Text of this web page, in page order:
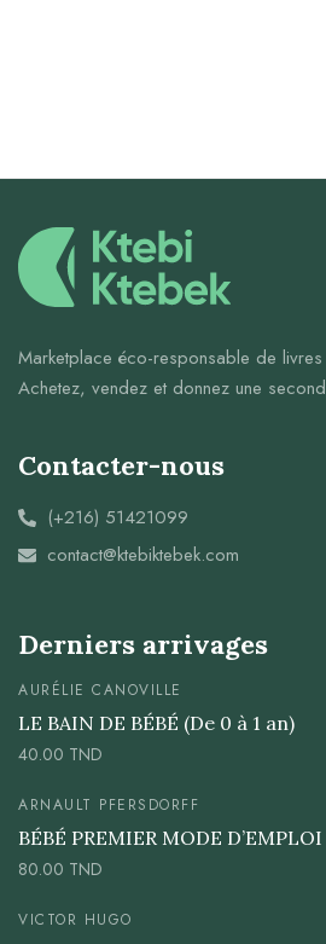
Marketplace éco-responsable de livres
Achetez, vendez et donnez une
Contacter-nous
(+216) 51421099
contact@ktebiktebek.com
Derniers arrivages
AURÉLIE CANOVILLE
LE BAIN DE BÉBÉ (De 0 à 1 an)
40.00 TND
ARNAULT PFERSDORFF
BÉBÉ PREMIER MODE D’EMPLOI
80.00 TND
VICTOR HUGO